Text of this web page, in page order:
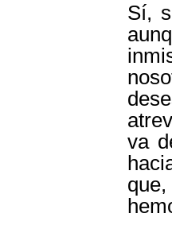
Sí,
va